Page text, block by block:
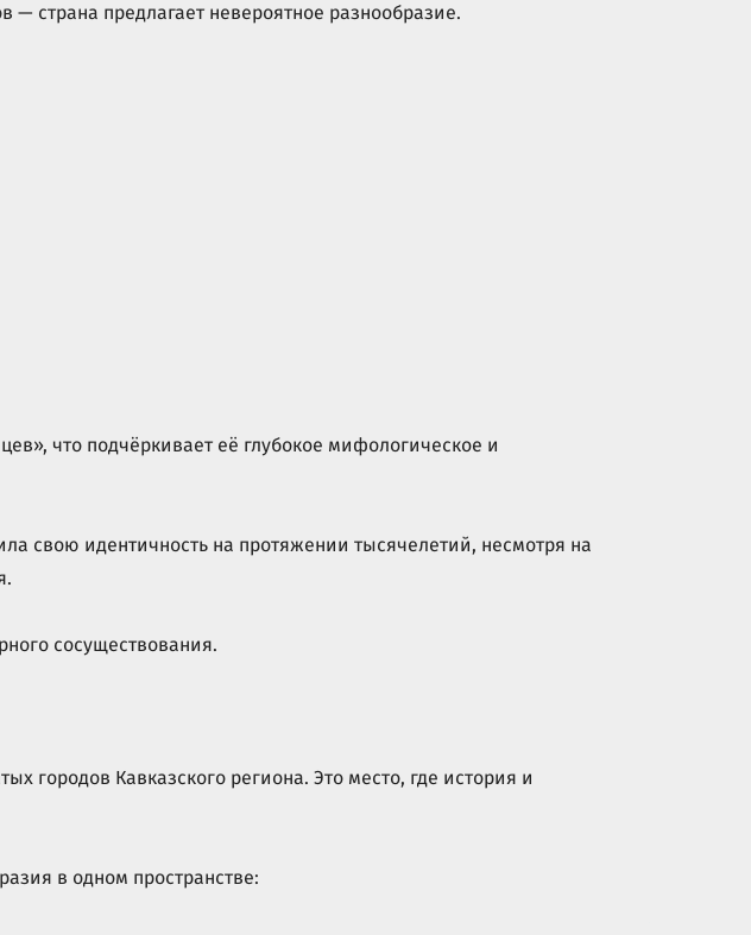
страна предлагает невероятное разнообразие.
что подчёркивает её глубокое мифологическое и
свою идентичность на протяжении тысячелетий, несмотря на
сосуществования.
городов Кавказского региона. Это место, где история и
в одном пространстве: